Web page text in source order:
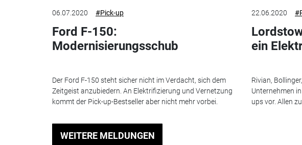
06.07.2020 #Pick-up
Ford F-150:
Modernisierungsschub
Der Ford F-150 steht sicher nicht im Verdacht, sich dem
Zeitgeist anzubiedern. An Elektrifizierung und Vernetzung
kommt der Pick-up-Bestseller aber nicht mehr vorbei.
22.06.2020
ein
Rivian,
Unternehmen
ups vor. Allen
WEITERE MELDUNGEN